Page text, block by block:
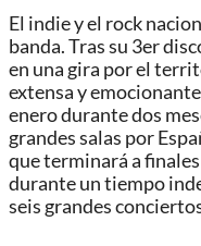
El indie y el rock
banda. Tras su 3er
en una gira por el
extensa y
enero durante dos
grandes salas por
que terminará a
durante un tiempo
seis grandes